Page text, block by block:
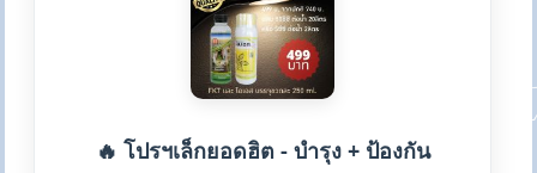
🔥 โปรฯเล็กยอดฮิต - บำรุง + ป้องกัน